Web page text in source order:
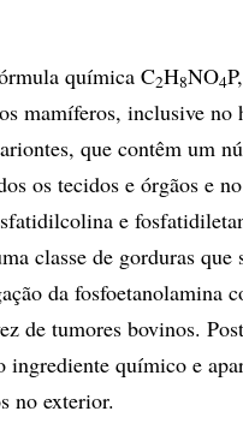
química C2H8NO4
mamíferos, inclusive
que contêm um
os tecidos e órgãos e
e
classe de gorduras
da fosfoetanolamina
de tumores bovinos.
ingrediente químico e
no exterior.